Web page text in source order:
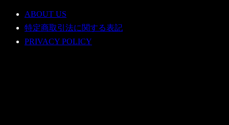
ABOUT US
特定商取引法に関する表記
PRIVACY POLICY